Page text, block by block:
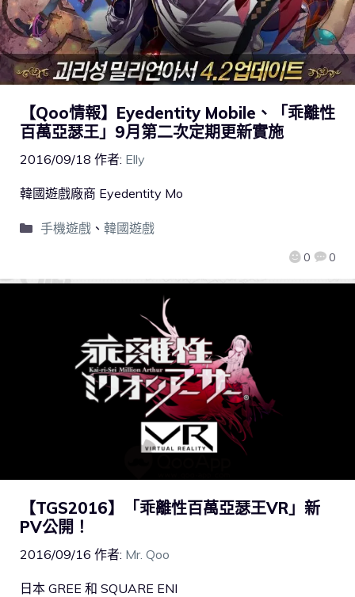
【Qoo情報】Eyedentity Mobile、「乖離性
百萬亞瑟王」9月第二次定期更新實施
2016/09/18 作者: Elly
0 0
韓國遊戲廠商 Eyedentity Mo
手機遊戲、 韓國遊戲
【TGS2016】「乖離性百萬亞瑟王VR」新
PV公開！
2016/09/16 作者: Mr. Qoo
日本 GREE 和 SQUARE ENI